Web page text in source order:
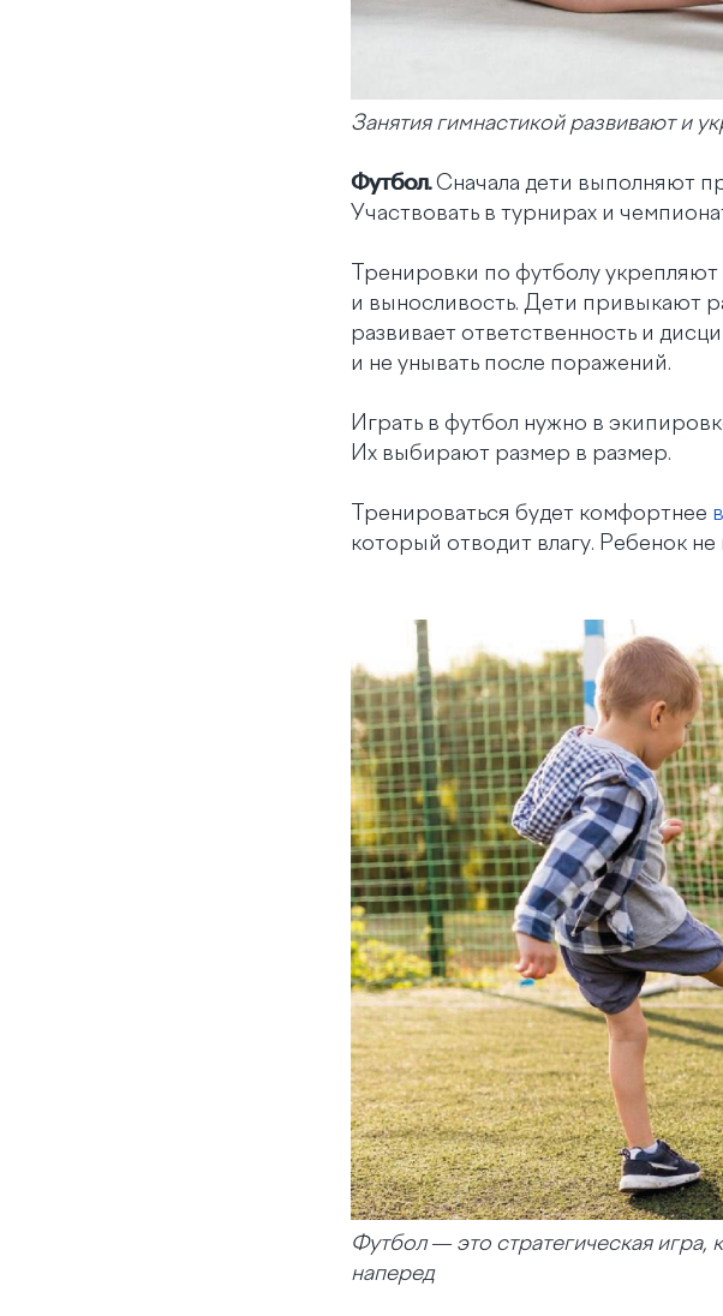
Занятия гимнастикой развивают и
Футбол.Сначала дети выполняют
Участвовать в турнирах и
Тренировки по футболу
и выносливость. Дети привыкают
развивает ответственность и
и не унывать после поражений.
Играть в футбол нужно в
Их выбирают размер в размер.
Тренироваться будет комфортнее
который отводит влагу. Ребенок
Футбол — это стратегическая игра,
наперед